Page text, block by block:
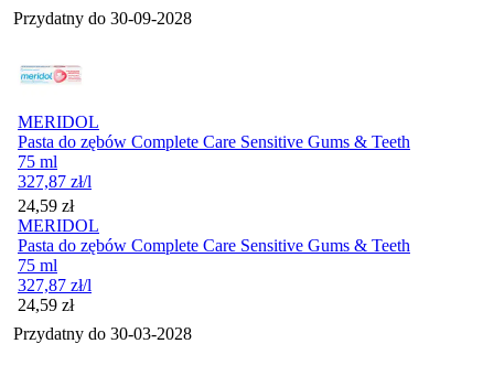
Przydatny do 30-09-2028
MERIDOL
Pasta do zębów Complete Care Sensitive Gums & Teeth
75 ml
327,87 zł/l
Cena
24,59 zł
MERIDOL
Pasta do zębów Complete Care Sensitive Gums & Teeth
75 ml
327,87 zł/l
Cena
24,59 zł
Przydatny do 30-03-2028